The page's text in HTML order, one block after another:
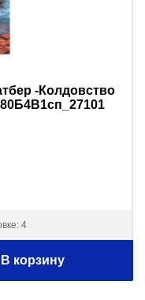
-Колдовство
4
В корзину